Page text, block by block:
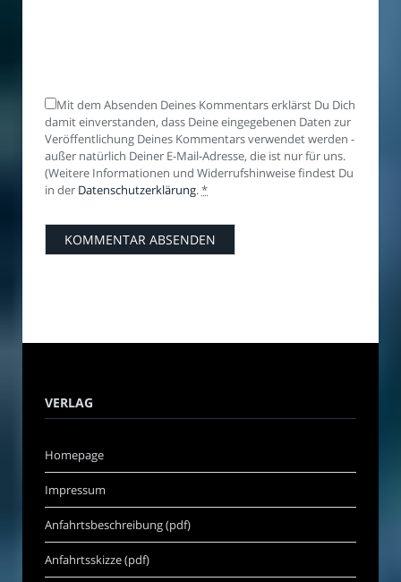
Mit dem Absenden Deines Kommentars erklärst Du Dich
damit einverstanden, dass Deine eingegebenen Daten zur
Veröffentlichung Deines Kommentars verwendet werden -
außer natürlich Deiner E-Mail-Adresse, die ist nur für uns.
(Weitere Informationen und Widerrufshinweise findest Du
in der Datenschutzerklärung.*
VERLAG
Homepage
Impressum
Anfahrtsbeschreibung (pdf)
Anfahrtsskizze (pdf)